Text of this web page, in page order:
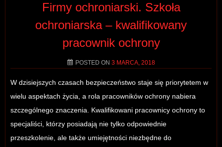
Firmy ochroniarski. Szkoła
ochroniarska – kwalifikowany
pracownik ochrony
POSTED ON 3 MARCA, 2018
W dzisiejszych czasach bezpieczeństwo staje się priorytetem w
wielu aspektach życia, a rola pracowników ochrony nabiera
szczególnego znaczenia. Kwalifikowani pracownicy ochrony to
specjaliści, którzy posiadają nie tylko odpowiednie
przeszkolenie, ale także umiejętności niezbędne do